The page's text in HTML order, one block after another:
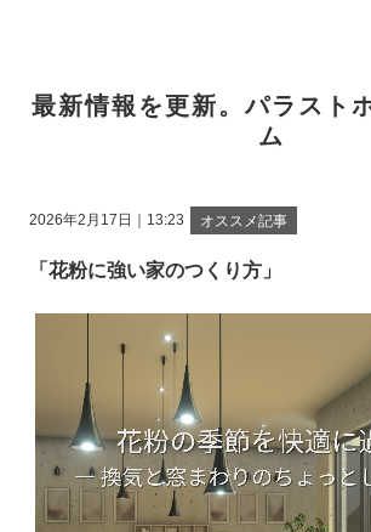
2026年2月17日｜13:23 オススメ記事
「花粉に強い家のつくり方」
最新情報を更新。パラスト
ム